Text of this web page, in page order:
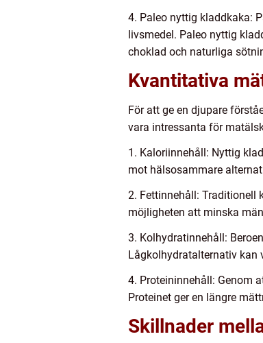
4. Paleo nyttig kladdkaka:
livsmedel. Paleo nyttig
choklad och naturliga
Kvantitativa
För att ge en djupare
vara intressanta för
1. Kaloriinnehåll: Nyttig
mot hälsosammare
2. Fettinnehåll: Traditionell
möjligheten att minska
3. Kolhydratinnehåll:
Lågkolhydratalternativ kan
4. Proteininnehåll: Genom
Proteinet ger en längre
Skillnader